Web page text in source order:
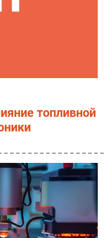
топливной